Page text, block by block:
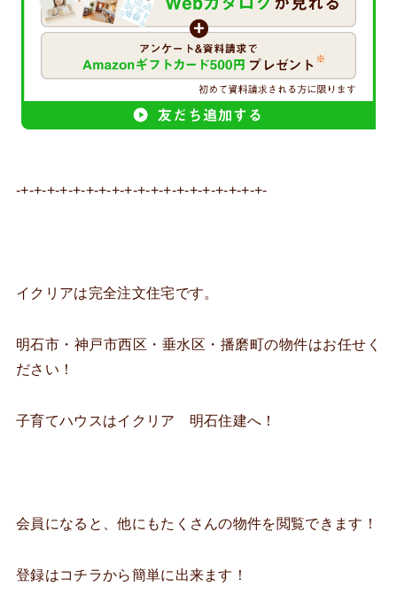
-+-+-+-+-+-+-+-+-+-+-+-+-+-+-+-+-+-+-+-
イクリアは完全注文住宅です。
明石市・神戸市西区・垂水区・播磨町の物件はお任せく
ださい！
子育てハウスはイクリア 明石住建へ！
会員になると、他にもたくさんの物件を閲覧できます！
登録はコチラから簡単に出来ます！